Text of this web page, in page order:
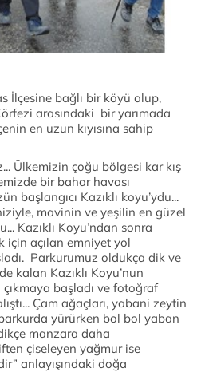
İlçesine bağlı bir köyü olup,
arasındaki bir yarımada
en uzun kıyısına sahip
Ülkemizin çoğu bölgesi kar kış
bir bahar havası
başlangıcı Kazıklı koyu’ydu...
mavinin ve yeşilin en güzel
Kazıklı Koyu’ndan sonra
için açılan emniyet yol
Parkurumuz oldukça dik ve
kalan Kazıklı Koyu’nun
başladı ve fotoğraf
Çam ağaçları, yabani zeytin
yürürken bol bol yaban
manzara daha
çiseleyen yağmur ise
anlayışındaki doğa